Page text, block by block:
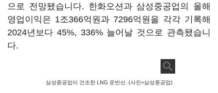
으로 전망됐습니다. 한화오션과 삼성중공업의 올해
영업이익은 1조366억원과 7296억원을 각각 기록해
2024년보다 45%, 336% 늘어날 것으로 관측됐습니
다.
삼성중공업이 건조한 LNG 운반선. (사진=삼성중공업)